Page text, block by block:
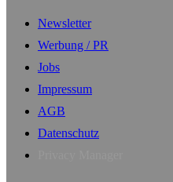
Newsletter
Werbung / PR
Jobs
Impressum
AGB
Datenschutz